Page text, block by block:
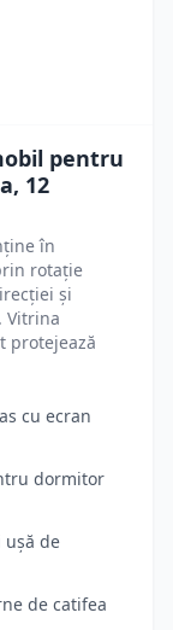
pentru
12
în
rotație
și
Vitrina
protejează
cu ecran
dormitor
ușă de
de catifea